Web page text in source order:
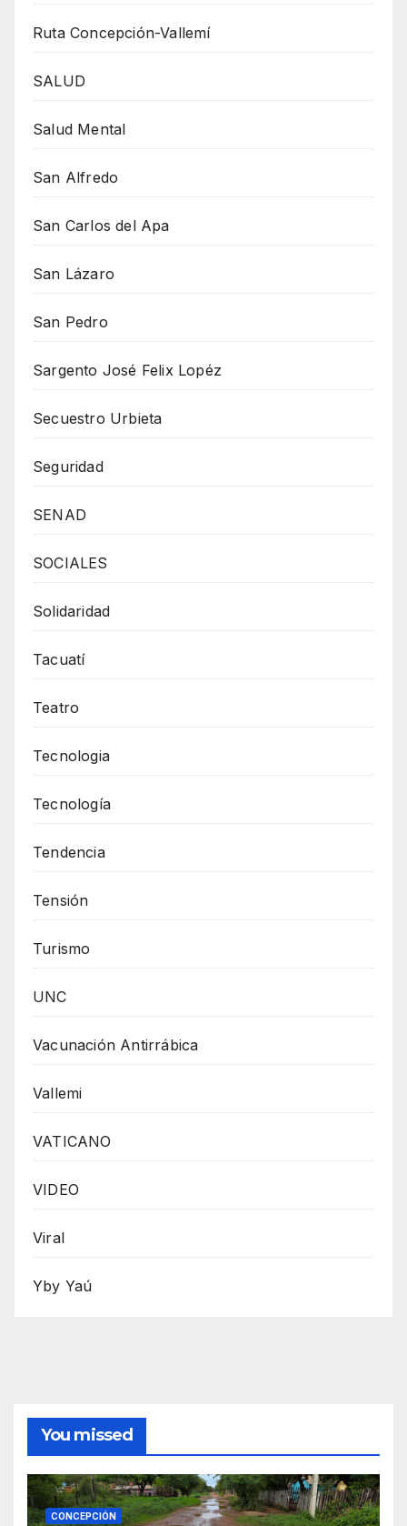
Ruta Concepción-Vallemí
SALUD
Salud Mental
San Alfredo
San Carlos del Apa
San Lázaro
San Pedro
Sargento José Felix Lopéz
Secuestro Urbieta
Seguridad
SENAD
SOCIALES
Solidaridad
Tacuatí
Teatro
Tecnologia
Tecnología
Tendencia
Tensión
Turismo
UNC
Vacunación Antirrábica
Vallemi
VATICANO
VIDEO
Viral
Yby Yaú
You missed
CONCEPCIÓN